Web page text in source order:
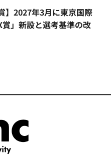
】2027年3月に東京国際
」新設と選考基準の改